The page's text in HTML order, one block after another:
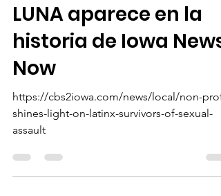
LUNA aparece en la
historia de Iowa News
Now
https://cbs2iowa.com/news/local/non-
shines-light-on-latinx-survivors-of-sexual-
assault